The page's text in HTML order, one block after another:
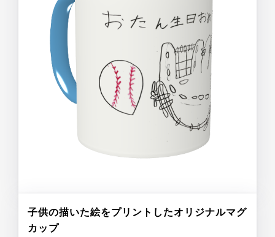
子供の描いた絵をプリントしたオリジナルマグ
カップ